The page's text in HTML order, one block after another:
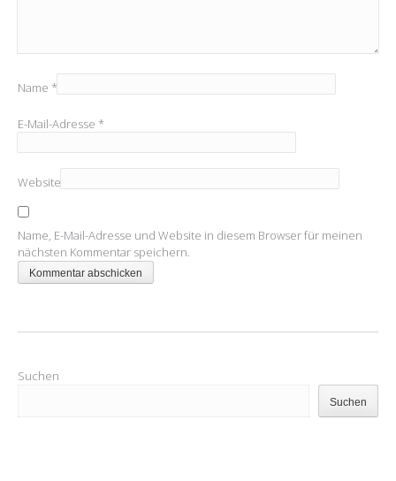
Name *
E-Mail-Adresse *
Website
Name, E-Mail-Adresse und Website in diesem Browser für meinen
nächsten Kommentar speichern.
Suchen
Suchen